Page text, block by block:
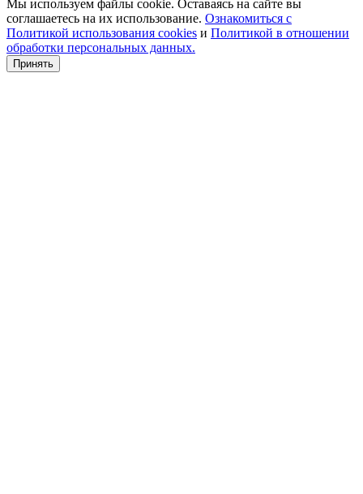
Мы используем файлы cookie. Оставаясь на сайте вы
соглашаетесь на их использование. Ознакомиться с
Политикой использования cookies и Политикой в отношении
обработки персональных данных.
Принять